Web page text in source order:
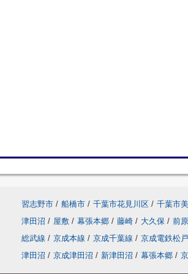
習志野市 / 船橋市 / 千葉市花見川区 / 千葉市
津田沼 / 屋敷 / 幕張本郷 / 藤崎 / 大久保 / 前
総武線 / 京成本線 / 京成千葉線 / 京成電鉄松
津田沼 / 京成津田沼 / 新津田沼 / 幕張本郷 /